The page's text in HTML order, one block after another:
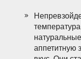
аппетитную